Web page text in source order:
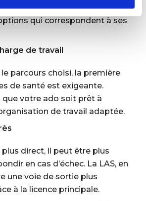
des universités pour
qui correspondent à ses
de travail
parcours choisi, la première
de santé est exigeante.
que votre ado soit prêt à
de travail adaptée.
plus direct, il peut être plus
en cas d’échec. La LAS, en
une voie de sortie plus
à la licence principale.